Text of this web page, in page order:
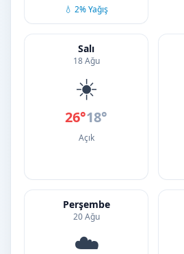
💧 2% Yağış
Salı
18 Ağu
☀️
26°18°
Açık
Perşembe
20 Ağu
☁️